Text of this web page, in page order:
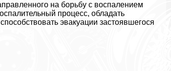
на борьбу с воспалением
процесс, обладать
эвакуации застоявшегося